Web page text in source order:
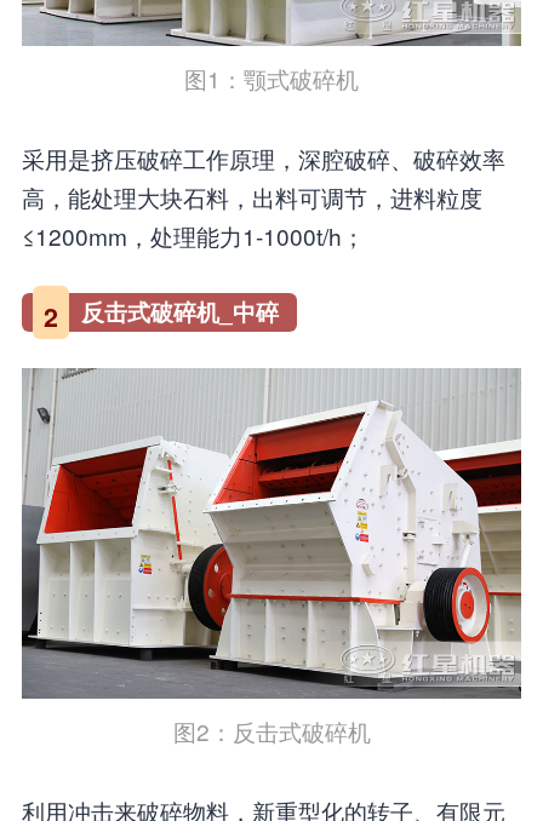
图1：颚式破碎机
采用是挤压破碎工作原理，深腔破碎、破碎效率
高，能处理大块石料，出料可调节，进料粒度
≤1200mm，处理能力1-1000t/h；
2 反击式破碎机_中碎
图2：反击式破碎机
利用冲击来破碎物料，新重型化的转子、有限元